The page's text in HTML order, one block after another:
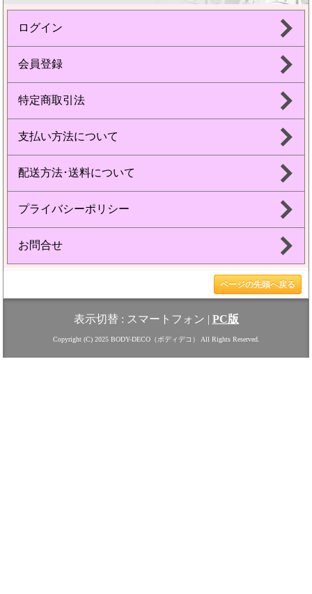
ログイン
会員登録
特定商取引法
支払い方法について
配送方法･送料について
プライバシーポリシー
お問合せ
ページの先頭へ戻る
表示切替 : スマートフォン | PC版
Copyright (C) 2025 BODY-DECO（ボディデコ） All Rights Reserved.